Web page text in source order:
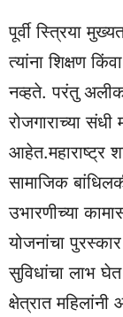
पूर्वी स्त्रिया
त्यांना शिक्षण
नव्हते. परंतु
रोजगाराच्या
आहेत.महाराष्ट्र
सामाजिक
उभारणीच्या
योजनांचा
सुविधांचा लाभ
क्षेत्रात